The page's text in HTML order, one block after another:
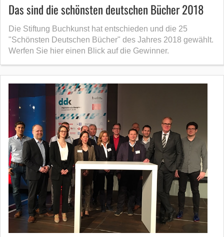
Das sind die schönsten deutschen Bücher 2018
Die Stiftung Buchkunst hat entschieden und die 25
"Schönsten Deutschen Bücher" des Jahres 2018 gewählt.
Werfen Sie hier einen Blick auf die Gewinner.